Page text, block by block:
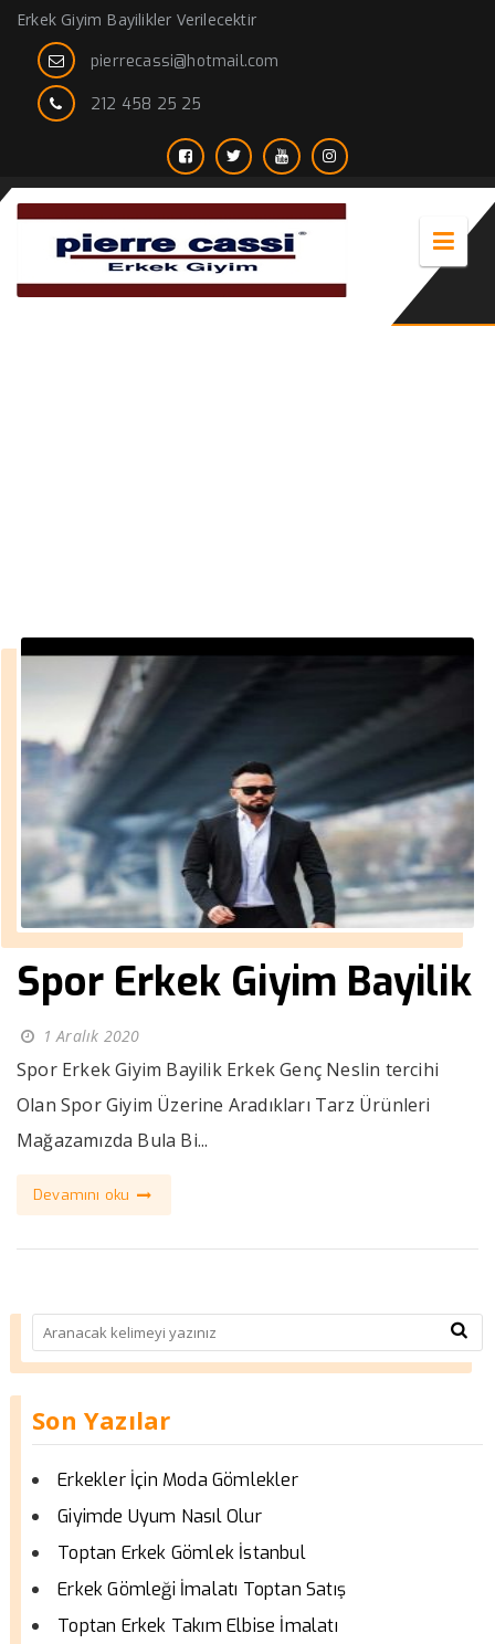
Erkek Giyim Bayilikler Verilecektir
pierrecassi@hotmail.com
212 458 25 25
Spor Erkek Giyim Bayilik
1 Aralık 2020
Spor Erkek Giyim Bayilik Erkek Genç Neslin tercihi
Olan Spor Giyim Üzerine Aradıkları Tarz Ürünleri
Mağazamızda Bula Bi...
Devamını oku
Son Yazılar
Erkekler İçin Moda Gömlekler
Giyimde Uyum Nasıl Olur
Toptan Erkek Gömlek İstanbul
Erkek Gömleği İmalatı Toptan Satış
Toptan Erkek Takım Elbise İmalatı